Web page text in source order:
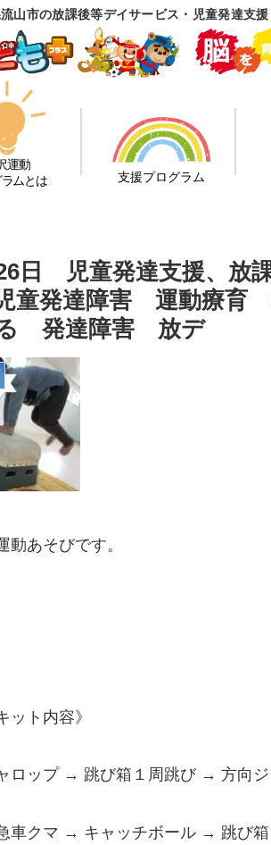
山市の放課後等デイサービス・児童発達支
運動
ムとは
支援プログラム
日 児童発達支援、放
童発達障害 運動療育
発達障害 放デ
動あそびです。
ット内容》
ロップ → 跳び箱１周跳び → 方向
車クマ → キャッチボール → 跳び